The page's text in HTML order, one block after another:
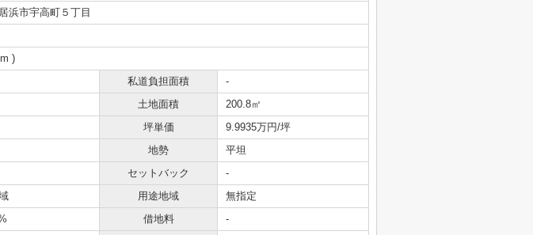
浜市宇高町５丁目
)
私道負担面積
-
土地面積
200.8㎡
坪単価
9.9935万円/坪
地勢
平坦
セットバック
-
用途地域
無指定
借地料
-